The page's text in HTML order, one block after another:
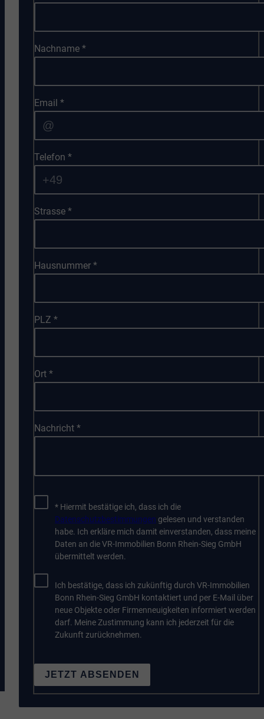
Nachname*
Email*
Telefon*
Strasse*
Hausnummer*
PLZ*
Ort*
Nachricht*
* Hiermit bestätige ich, dass ich die
Datenschutzbestimmungen gelesen und verstanden
habe. Ich erkläre mich damit einverstanden, dass meine
Daten an die VR-Immobilien Bonn Rhein-Sieg GmbH
übermittelt werden.
Ich bestätige, dass ich zukünftig durch VR-Immobilien
Bonn Rhein-Sieg GmbH kontaktiert und per E-Mail über
neue Objekte oder Firmenneuigkeiten informiert werden
darf. Meine Zustimmung kann ich jederzeit für die
Zukunft zurücknehmen.
JETZT ABSENDEN